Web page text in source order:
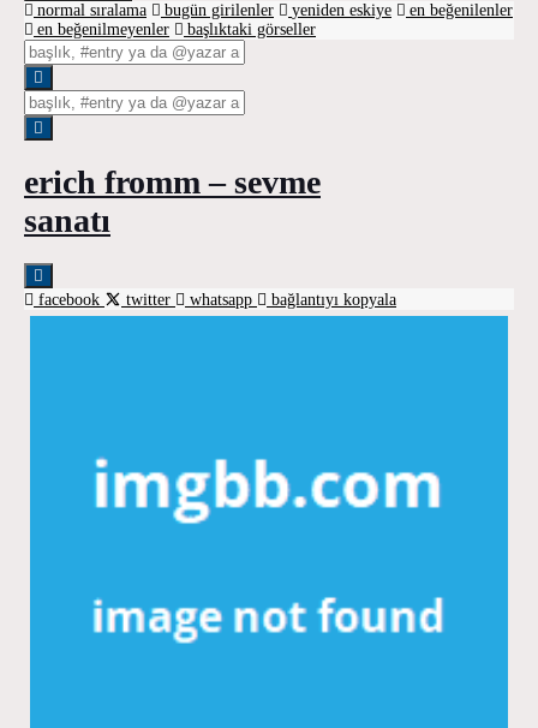
normal sıralama
bugün girilenler yeniden eskiye
en beğenilenler
en beğenilmeyenler
başlıktaki görseller
erich fromm – sevme
sanatı
facebook twitter whatsapp bağlantıyı kopyala